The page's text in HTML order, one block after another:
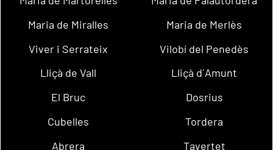
Maria de Miralles
Maria de Merlès
Viver i Serrateix
Vilobí del Penedès
Lliçà de Vall
Lliçà d´Amunt
El Bruc
Dosrius
Cubelles
Tordera
Abrera
Tavertet